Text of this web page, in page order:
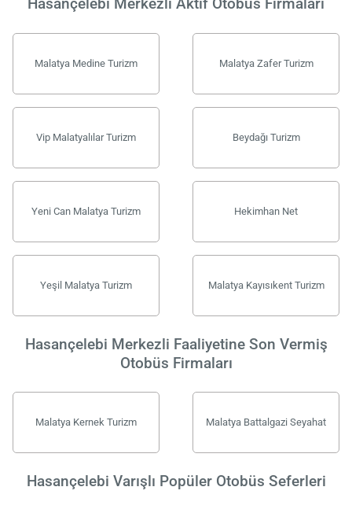
Malatya Medine Turizm Malatya Zafer Turizm
Vip Malatyalılar Turizm Beydağı Turizm
Yeni Can Malatya Turizm Hekimhan Net
Yeşil Malatya Turizm Malatya Kayısıkent Turizm
Hasançelebi Merkezli Faaliyetine Son Vermiş
Otobüs Firmaları
Malatya Kernek Turizm Malatya Battalgazi Seyahat
Hasançelebi Varışlı Popüler Otobüs Seferleri